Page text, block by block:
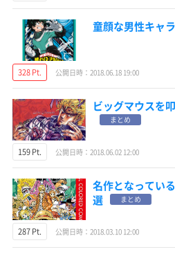
童顔な男性キャ
328 Pt. 公開日時：2018.06.18 19:00
ビッグマウスを
まとめ
159 Pt. 公開日時：2018.06.02 12:00
名作となってい
選
まとめ
287 Pt. 公開日時：2018.03.10 12:00